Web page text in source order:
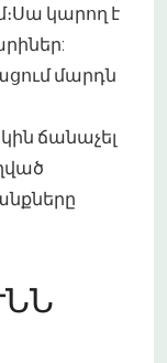
կարող է
մարդն
ճանաչել